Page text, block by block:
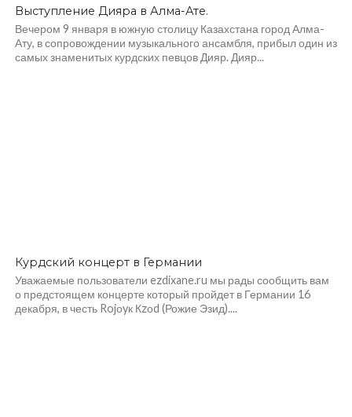
Выступление Дияра в Алма-Ате.
Вечером 9 января в южную столицу Казахстана город Алма-
Ату, в сопровождении музыкального ансамбля, прибыл один из
самых знаменитых курдских певцов Дияр. Дияр...
Курдский концерт в Германии
Уважаемые пользователи ezdixane.ru мы рады сообщить вам
о предстоящем концерте который пройдет в Германии 16
декабря, в честь Rojоyк Кzоd (Рожие Эзид)....